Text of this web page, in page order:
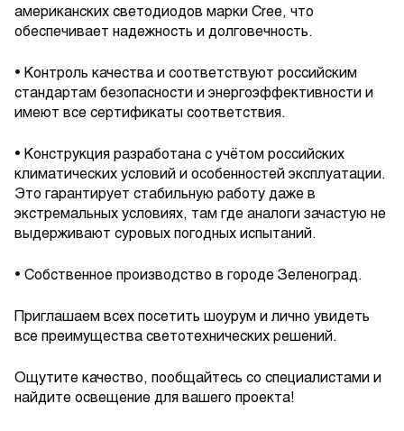
американских светодиодов марки Cree, что
обеспечивает надежность и долговечность.
• Контроль качества и соответствуют российским
стандартам безопасности и энергоэффективности и
имеют все сертификаты соответствия.
• Конструкция разработана с учётом российских
климатических условий и особенностей эксплуатации.
Это гарантирует стабильную работу даже в
экстремальных условиях, там где аналоги зачастую не
выдерживают суровых погодных испытаний.
• Собственное производство в городе Зеленоград.
Приглашаем всех посетить шоурум и лично увидеть
все преимущества светотехнических решений.
Ощутите качество, пообщайтесь со специалистами и
найдите освещение для вашего проекта!